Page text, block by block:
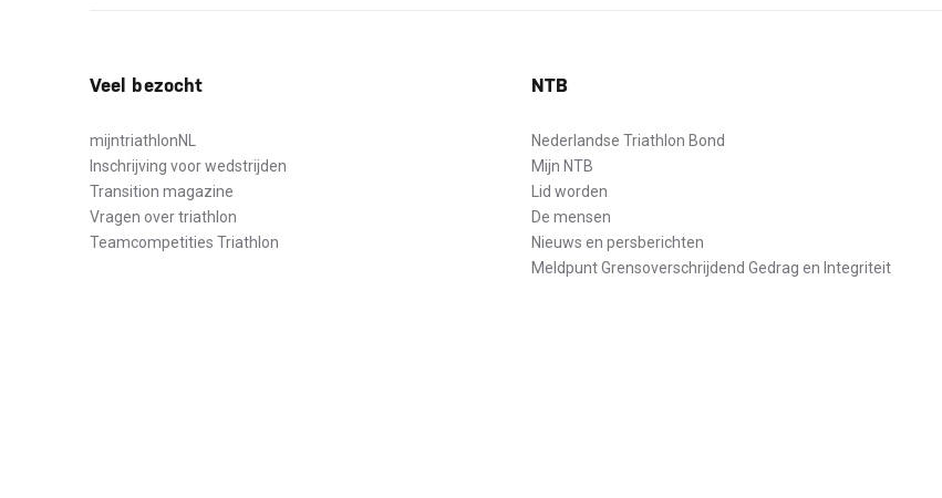
Veel bezocht
mijntriathlonNL
Inschrijving voor wedstrijden
Transition magazine
Vragen over triathlon
Teamcompetities Triathlon
NTB
Nederlandse Triathlon Bond
Mijn NTB
Lid worden
De mensen
Nieuws en persberichten
Meldpunt Grensoverschrijdend Gedrag en Integriteit